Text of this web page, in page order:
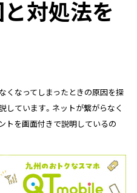
と対処法を
くなってしまったときの原因を探
しています。ネットが繋がらなく
トを画面付きで説明しているの